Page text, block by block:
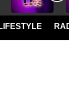
LIFESTYLE